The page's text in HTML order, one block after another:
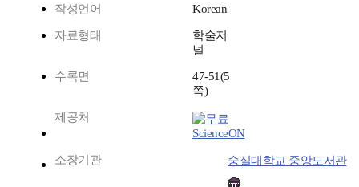
작성언어 Korean
자료형태
학술저
널
수록면
47-51(5
쪽)
제공처
ScienceON
소장기관 숭실대학교 중앙도서관